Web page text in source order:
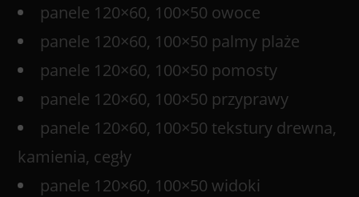
panele 120×60, 100×50 owoce
panele 120×60, 100×50 palmy plaże
panele 120×60, 100×50 pomosty
panele 120×60, 100×50 przyprawy
panele 120×60, 100×50 tekstury drewna,
kamienia, cegły
panele 120×60, 100×50 widoki